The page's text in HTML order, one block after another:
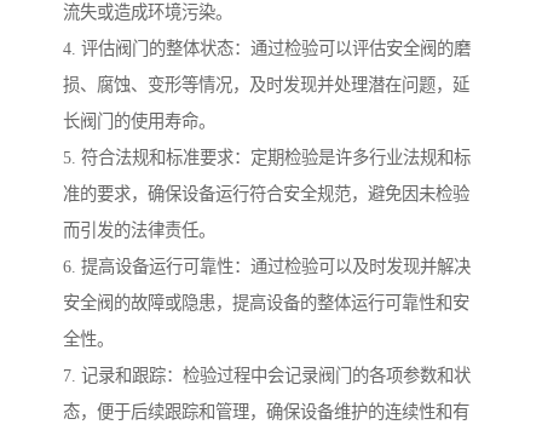
流失或造成环境污染。
4. 评估阀门的整体状态：通过检验可以评估安全阀的磨
损、腐蚀、变形等情况，及时发现并处理潜在问题，延
长阀门的使用寿命。
5. 符合法规和标准要求：定期检验是许多行业法规和标
准的要求，确保设备运行符合安全规范，避免因未检验
而引发的法律责任。
6. 提高设备运行可靠性：通过检验可以及时发现并解决
安全阀的故障或隐患，提高设备的整体运行可靠性和安
全性。
7. 记录和跟踪：检验过程中会记录阀门的各项参数和状
态，便于后续跟踪和管理，确保设备维护的连续性和有